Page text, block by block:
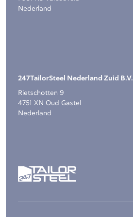
Nederland
247TailorSteel Nederland Zuid B.V.
Rietschotten 9
4751 XN Oud Gastel
Nederland